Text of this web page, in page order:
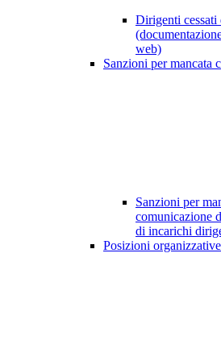
Dirigenti
web)
Sanzioni per mancata
Sanzioni per
comunicazione
di incarichi
Posizioni organizzative